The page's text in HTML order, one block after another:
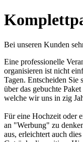
Bei unseren Kunden
Eine professionelle
organisieren ist nicht
Tagen. Entscheiden Sie
über das gebuchte
welche wir uns in zig
Für eine Hochzeit oder
an "Werbung" zu
aus, erleichtert auch